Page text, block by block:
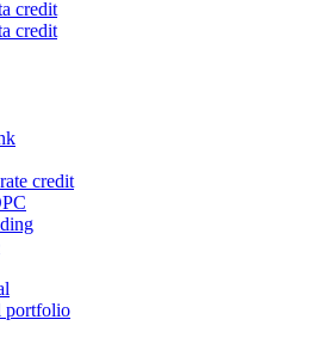
credit
credit
credit
portfolio